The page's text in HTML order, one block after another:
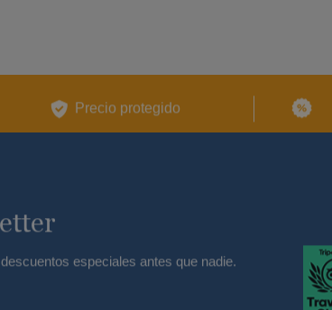
Precio protegido
especiales antes que nadie.